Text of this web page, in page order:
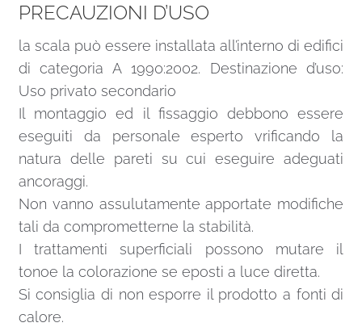
PRECAUZIONI D’USO
la scala può essere installata all’interno di edifici
di categoria A 1990:2002. Destinazione d’uso:
Uso privato secondario
Il montaggio ed il fissaggio debbono essere
eseguiti da personale esperto vrificando la
natura delle pareti su cui eseguire adeguati
ancoraggi.
Non vanno assulutamente apportate modifiche
tali da comprometterne la stabilità.
I trattamenti superficiali possono mutare il
tonoe la colorazione se eposti a luce diretta.
Si consiglia di non esporre il prodotto a fonti di
calore.